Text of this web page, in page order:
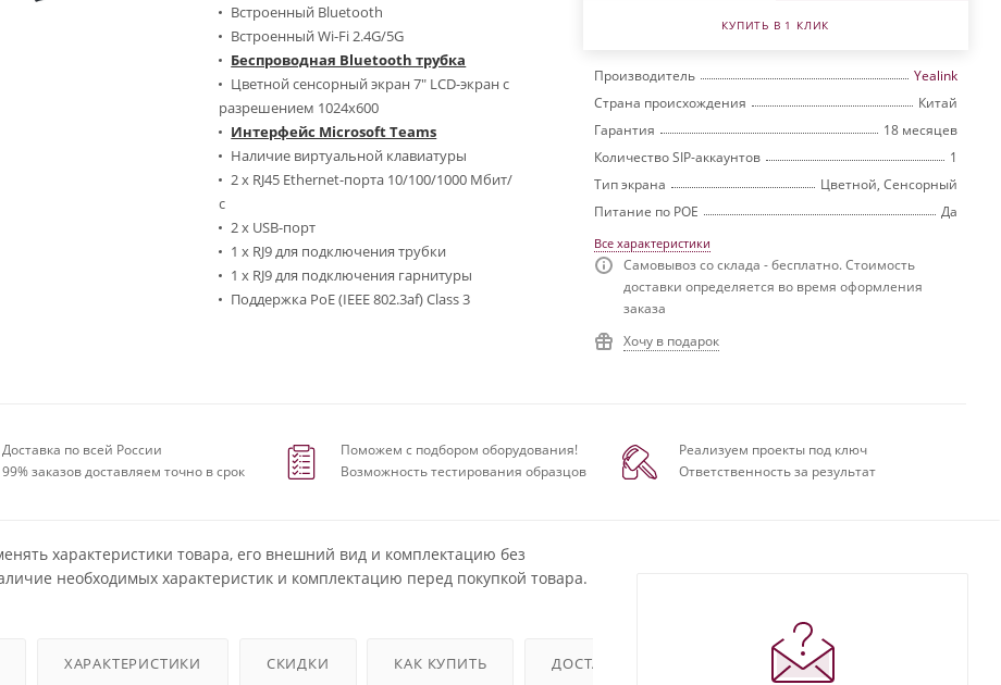
Встроенный Bluetooth
Встроенный Wi-Fi 2.4G/5G
Беспроводная Bluetooth трубка
Цветной сенсорный экран 7" LCD-экран с
разрешением 1024x600
Интерфейс Microsoft Teams
Наличие виртуальной клавиатуры
2 х RJ45 Ethernet-порта 10/100/1000 Мбит/
с
2 x USB-порт
1 х RJ9 для подключения трубки
1 х RJ9 для подключения гарнитуры
Поддержка PoE (IEEE 802.3af) Class 3
КУПИТЬ В 1 КЛИК
Производитель
Yealink
Страна происхождения
Китай
Гарантия
18 месяцев
Количество SIP-аккаунтов
1
Тип экрана
Цветной, Сенсорный
Питание по РОЕ
Да
Все характеристики
Самовывоз со склада - бесплатно. Стоимость
доставки определяется во время оформления
заказа
Хочу в подарок
Доставка по всей России
99% заказов доставляем точно в срок
Поможем с подбором оборудования!
Возможность тестирования образцов
Реализуем проекты под ключ
Ответственность за результат
характеристики товара, его внешний вид и комплектацию без
необходимых характеристик и комплектацию перед покупкой товара.
ХАРАКТЕРИСТИКИ СКИДКИ КАК КУПИТЬ ДОСТАВКА